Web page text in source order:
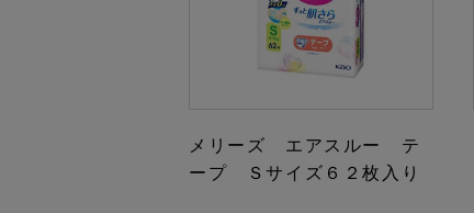
メリーズ エアスルー テ
ープ Ｓサイズ６２枚入り